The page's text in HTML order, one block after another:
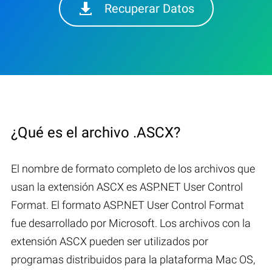
Recuperar Datos
¿Qué es el archivo .ASCX?
El nombre de formato completo de los archivos que
usan la extensión ASCX es ASP.NET User Control
Format. El formato ASP.NET User Control Format
fue desarrollado por Microsoft. Los archivos con la
extensión ASCX pueden ser utilizados por
programas distribuidos para la plataforma Mac OS,